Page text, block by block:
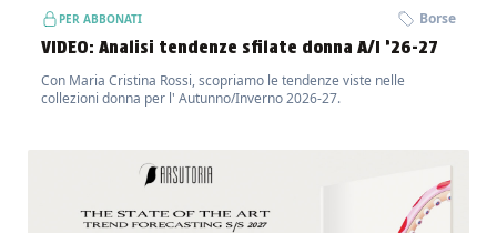
PER ABBONATI Borse
VIDEO: Analisi tendenze sfilate donna A/I ’26-27
Con Maria Cristina Rossi, scopriamo le tendenze viste nelle
collezioni donna per l' Autunno/Inverno 2026-27.